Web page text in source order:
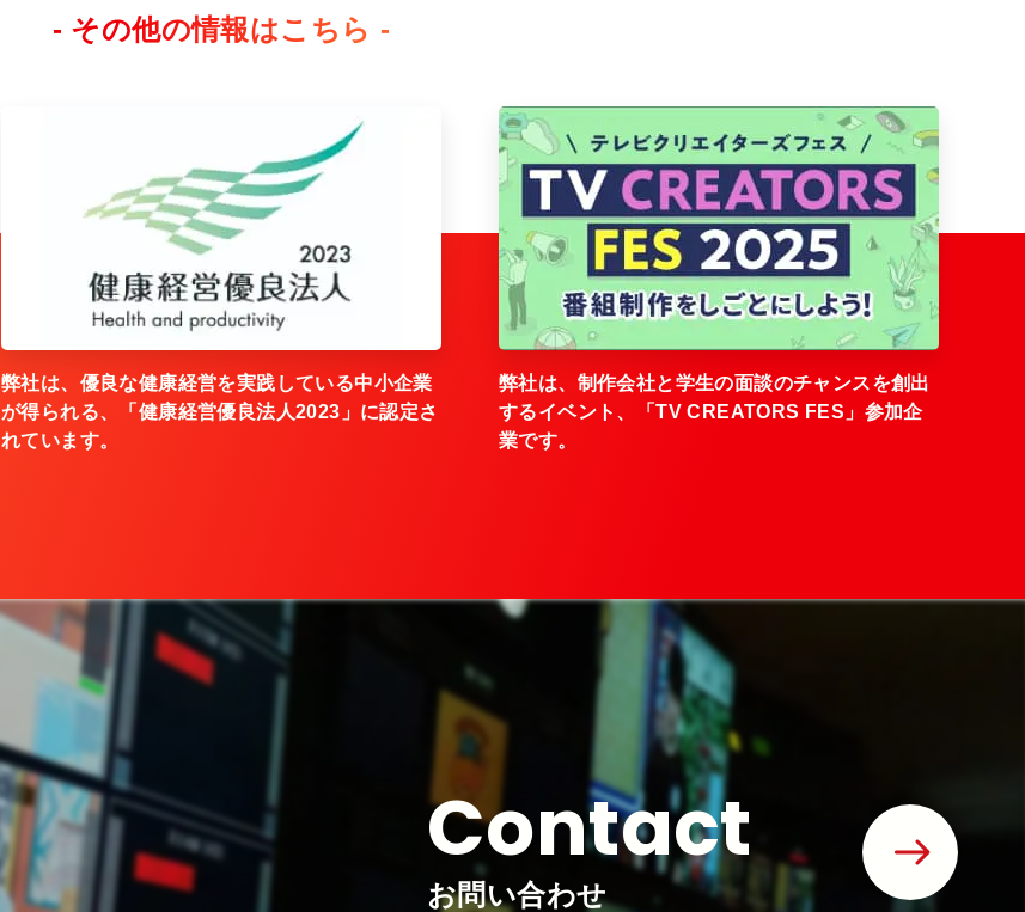
- その他の情報はこちら -
弊社は、優良な健康経営を実践している中小企業
が得られる、「健康経営優良法人2023」に認定さ
れています。
弊社は、制作会社と学生の面談のチャンスを創出
するイベント、「TV CREATORS FES」参加企
業です。
Contact
お問い合わせ